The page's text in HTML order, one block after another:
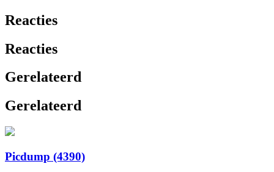
Reacties
Reacties
Gerelateerd
Gerelateerd
Picdump (4390)